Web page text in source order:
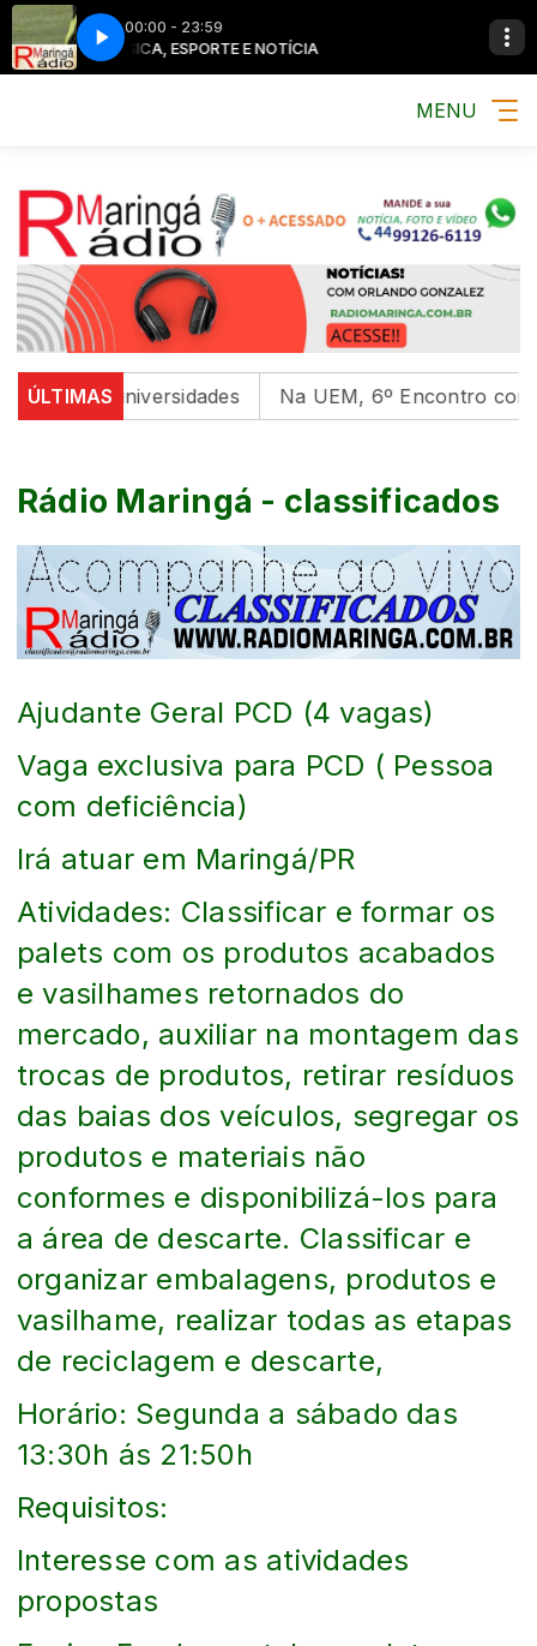
00:00 - 23:59
MÚSICA, ESPORTE E NOTÍCIA
MENU
ÚLTIMAS
em universidades Na UEM, 6º Encontro com
Rádio Maringá - classificados
Ajudante Geral PCD (4 vagas)
Vaga exclusiva para PCD ( Pessoa
com deficiência)
Irá atuar em Maringá/PR
Atividades: Classificar e formar os
palets com os produtos acabados
e vasilhames retornados do
mercado, auxiliar na montagem das
trocas de produtos, retirar resíduos
das baias dos veículos, segregar os
produtos e materiais não
conformes e disponibilizá-los para
a área de descarte. Classificar e
organizar embalagens, produtos e
vasilhame, realizar todas as etapas
de reciclagem e descarte,
Horário: Segunda a sábado das
13:30h ás 21:50h
Requisitos:
Interesse com as atividades
propostas